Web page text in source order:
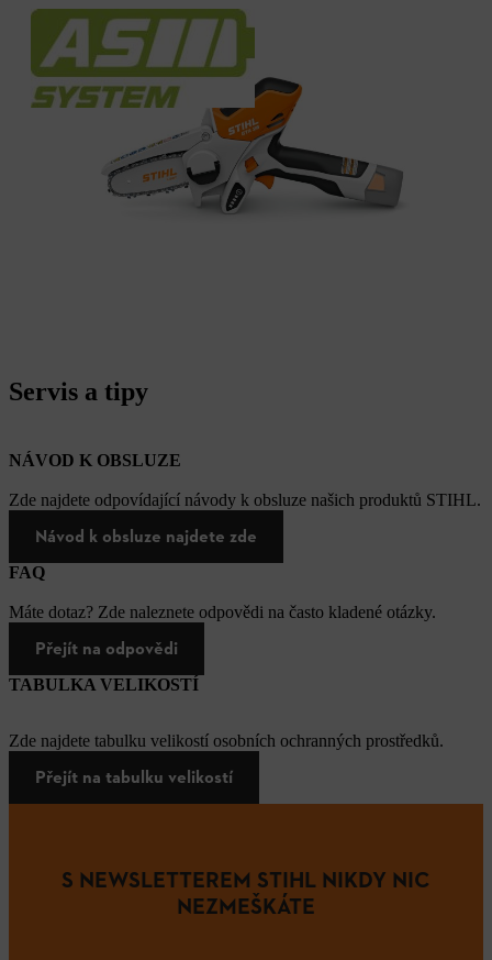
Servis a tipy
NÁVOD K OBSLUZE
Zde najdete odpovídající návody k obsluze našich produktů STIHL.
Návod k obsluze najdete zde
FAQ
Máte dotaz? Zde naleznete odpovědi na často kladené otázky.
Přejít na odpovědi
TABULKA VELIKOSTÍ
Zde najdete tabulku velikostí osobních ochranných prostředků.
Přejít na tabulku velikostí
S NEWSLETTEREM STIHL NIKDY NIC
NEZMEŠKÁTE